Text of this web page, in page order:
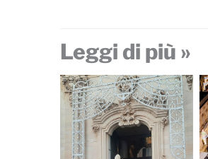
Leggi di più »